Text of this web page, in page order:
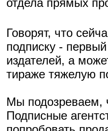
Говорят, что
подписку -
издателей, а
тираже тяжелую
Мы подозреваем,
Подписные